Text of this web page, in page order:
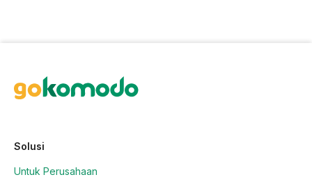
Solusi
Untuk Perusahaan